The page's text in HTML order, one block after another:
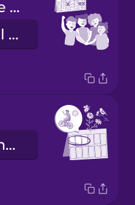
We have the day off tomorrow!
¡Tenemos el día libre mañana!
las vacaciones de Semana Santa